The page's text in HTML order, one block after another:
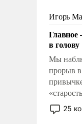
голову
Украина
с
Игорь
Главное
в голову
Мы
прорыв
то это
25